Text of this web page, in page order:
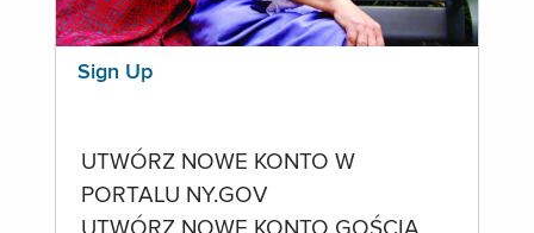
Sign Up
UTWÓRZ NOWE KONTO W
PORTALU NY.GOV